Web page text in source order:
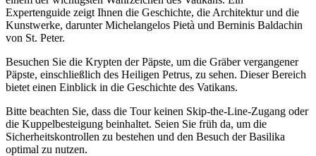
Expertenguide zeigt Ihnen die Geschichte, die Architektur und die
Kunstwerke, darunter Michelangelos Pietà und Berninis Baldachin
von St. Peter.
Besuchen Sie die Krypten der Päpste, um die Gräber vergangener
Päpste, einschließlich des Heiligen Petrus, zu sehen. Dieser Bereich
bietet einen Einblick in die Geschichte des Vatikans.
Bitte beachten Sie, dass die Tour keinen Skip-the-Line-Zugang oder
die Kuppelbesteigung beinhaltet. Seien Sie früh da, um die
Sicherheitskontrollen zu bestehen und den Besuch der Basilika
optimal zu nutzen.